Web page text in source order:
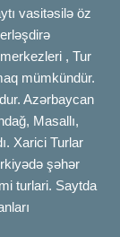
vasitəsilə öz
, Tur
mümkündür.
Azərbaycan
Masallı,
Xarici Turlar
şəhər
turlari. Saytda